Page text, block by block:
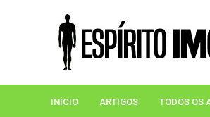
INÍCIO ARTIGOS TODOS OS